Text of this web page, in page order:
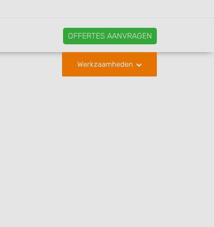
OFFERTES AANVRAGEN
Werkzaamheden